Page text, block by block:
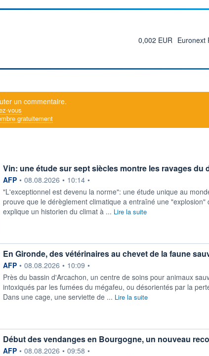
0,002 EUR Euronext
un commentaire.
vous
gratuitement
Vin: une étude sur sept siècles montre les ravages du
information fournie par
AFP • 08.08.2026 • 10:14 •
"L'exceptionnel est devenu la norme": une étude unique au
prouve que le dérèglement climatique a entraîné une
explique un historien du climat à ... Lire la suite
En Gironde, des vétérinaires au chevet de la faune
information fournie par
AFP • 08.08.2026 • 10:09 •
Près du bassin d'Arcachon, un centre de soins pour animaux
intoxiqués par les fumées du mégafeu, ou désorientés par la
Dans une cage, une serviette de ... Lire la suite
Début des vendanges en Bourgogne, un nouveau
information fournie par
AFP • 08.08.2026 • 09:58 •